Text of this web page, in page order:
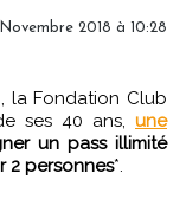
2018 à 10:28
ses 40 ans, une
un pass illimité
2 personnes*.